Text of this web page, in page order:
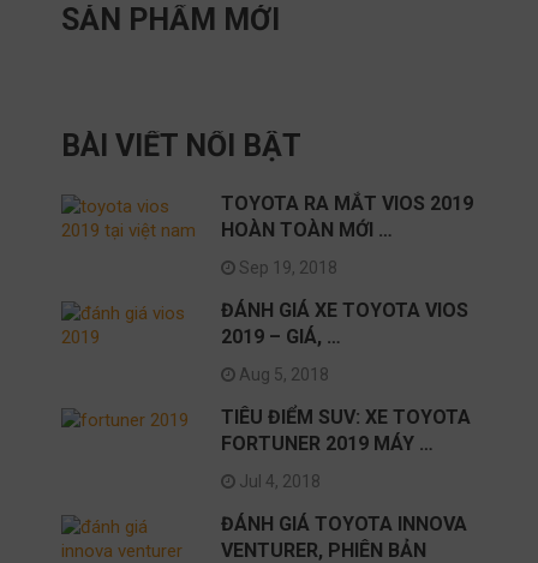
SẢN PHẨM MỚI
BÀI VIẾT NỔI BẬT
TOYOTA RA MẮT VIOS 2019
HOÀN TOÀN MỚI …
Sep 19, 2018
ĐÁNH GIÁ XE TOYOTA VIOS
2019 – GIÁ, …
Aug 5, 2018
TIÊU ĐIỂM SUV: XE TOYOTA
FORTUNER 2019 MÁY …
Jul 4, 2018
ĐÁNH GIÁ TOYOTA INNOVA
VENTURER, PHIÊN BẢN